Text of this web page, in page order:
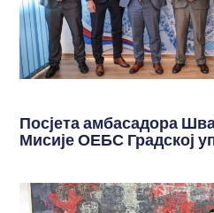
Посјета амбасадора
Мисије ОЕБС Градској